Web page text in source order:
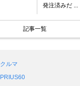
発注済みだ ...
記事一覧
クルマ
PRIUS60